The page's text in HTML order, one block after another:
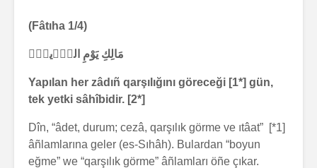
(Fâtıha 1/4)
مَالِكِ يَوْمِ الدّ۪ينِۜ
Yapılan her zâdıñ qarşılığını göreceği [1*] gün,
tek yetki sâhîbidir. [2*]
[1*] Dîn, “âdet, durum; cezâ, qarşılık görme ve ıtâat”
âñlamlarına geler (es-Sıhâh). Bulardan “boyun
eğme” we “qarşılık görme” âñlamları öñe çıkar.